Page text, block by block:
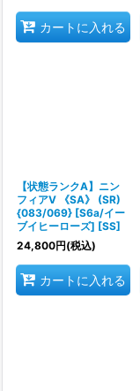
カートに入れる
【状態ランクA】ニン
フィアV 《SA》 (SR)
{083/069} [S6a/イー
ブイヒーローズ] [SS]
24,800円(税込)
カートに入れる